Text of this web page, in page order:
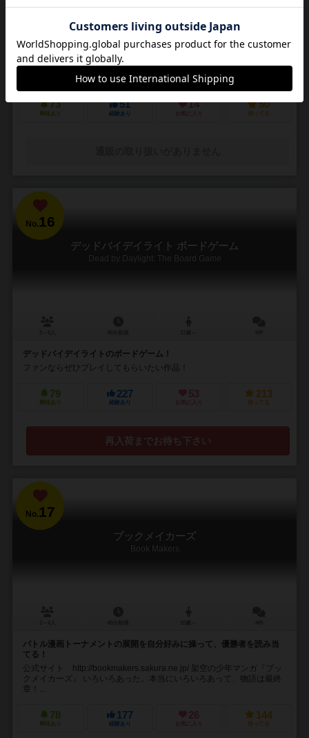
14歳～
悪夢のような街で他の狩人を出し抜いて「血の遺志」を集めろ
ＰＳ４で発売されたフロムソフトウェアのブラッドボーンのカードゲ
ーム化。 かつて栄華を極めた古都ヤーナムでは風土病「獣の病」がは
びこっていた。あなたは「獣の病」の罹患者で...
73
興味あり
51
経験あり
14
お気に入り
50
持ってる
No. 16
デッドバイデイライト ボードゲーム
Dead by Daylight: The Board Game
デッドバイデイライトのボードゲーム！
ファンならぜひプレイしてもらいたい作品！
79
興味あり
227
経験あり
53
お気に入り
213
持ってる
再入荷までお待ち下さい
No.17
ブックメイカーズ
Book Makers
バトル漫画トーナメントの展開を自分好みに操って、優勝者を読み当
てる！
公式サイト http://bookmakers.sakura.ne.jp/ 架空の少年マンガ『ブッ
クメイカーズ』 いろいろあった。本当にいろいろあって、物語は最終
章！...
78
興味あり
177
経験あり
26
お気に入り
144
持ってる